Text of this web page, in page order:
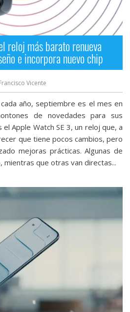
reloj más barato renueva
e incorpora nuevo chip
Vicente
año, septiembre es el mes en
de novedades para sus
Apple Watch SE 3, un reloj que, a
que tiene pocos cambios, pero
mejoras prácticas. Algunas de
mientras que otras van directas...